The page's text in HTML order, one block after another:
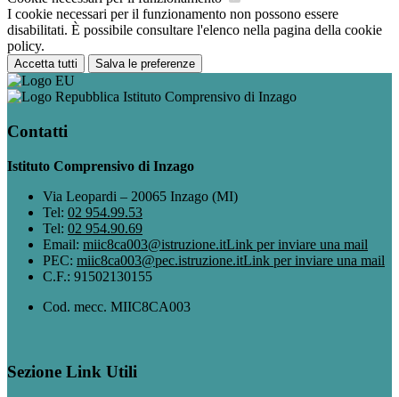
I cookie necessari per il funzionamento non possono essere
disabilitati. È possibile consultare l'elenco nella pagina della cookie
policy.
Accetta tutti Salva le preferenze
Istituto Comprensivo di Inzago
Contatti
Istituto Comprensivo di Inzago
Via Leopardi – 20065 Inzago (MI)
Tel: 02 954.99.53
Tel: 02 954.90.69
Email: miic8ca003@istruzione.itLink per inviare una mail
PEC: miic8ca003@pec.istruzione.itLink per inviare una mail
C.F.: 91502130155
Cod. mecc. MIIC8CA003
Sezione Link Utili